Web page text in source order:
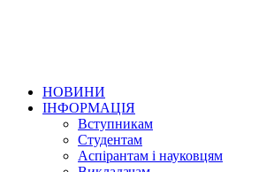
НОВИНИ
ІНФОРМАЦІЯ
Вступникам
Студентам
Аспірантам і науковцям